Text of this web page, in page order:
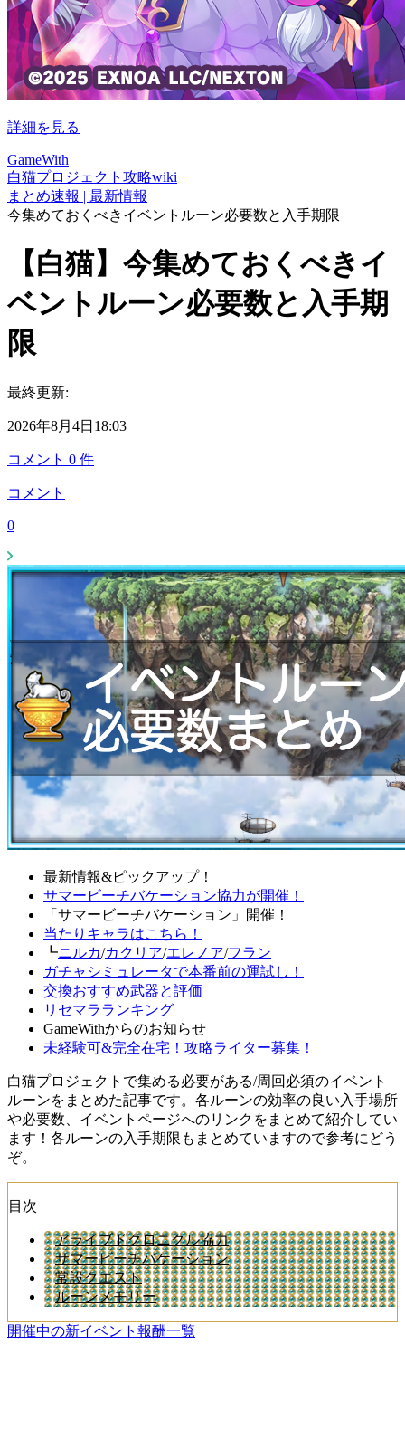
詳細を見る
GameWith
白猫プロジェクト攻略wiki
まとめ速報 | 最新情報
今集めておくべきイベントルーン必要数と入手期限
【白猫】今集めておくべきイ
ベントルーン必要数と入手期
限
最終更新:
2026年8月4日18:03
コメント 0 件
コメント
0
最新情報&ピックアップ！
サマービーチバケーション協力が開催！
「サマービーチバケーション」開催！
当たりキャラはこちら！
┗ニルカ/カクリア/エレノア/フラン
ガチャシミュレータで本番前の運試し！
交換おすすめ武器と評価
リセマラランキング
GameWithからのお知らせ
未経験可&完全在宅！攻略ライター募集！
白猫プロジェクトで集める必要がある/周回必須のイベント
ルーンをまとめた記事です。各ルーンの効率の良い入手場所
や必要数、イベントページへのリンクをまとめて紹介してい
ます！各ルーンの入手期限もまとめていますので参考にどう
ぞ。
目次
アライブドクロニクル協力
サマービーチバケーション
常設クエスト
ルーンメモリー
開催中の新イベント報酬一覧